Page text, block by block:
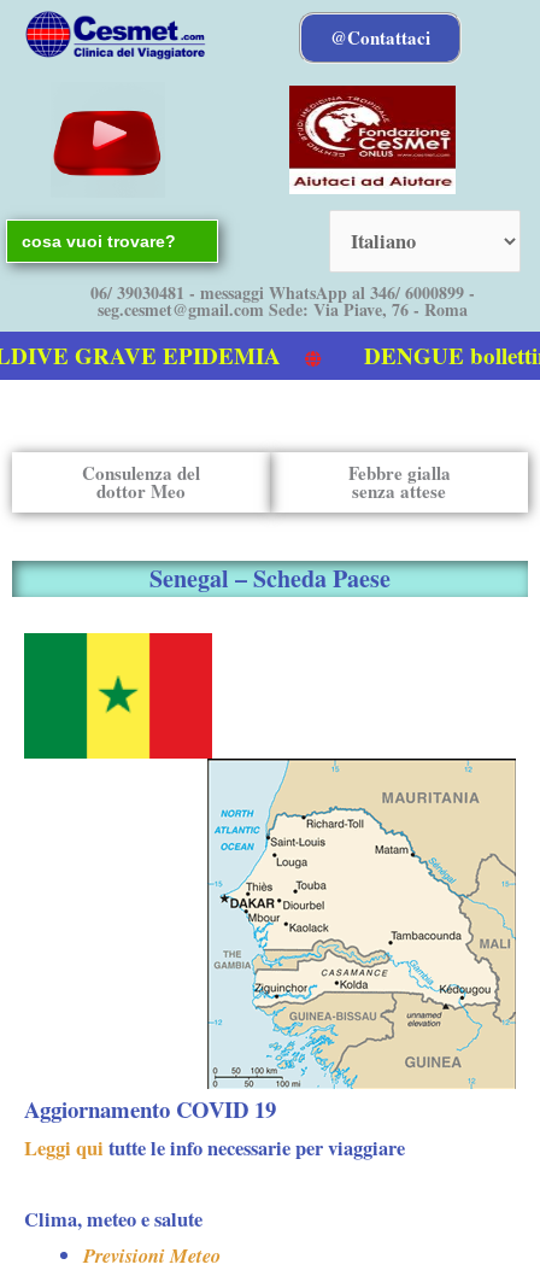
@Contattaci
Search
for:
06/ 39030481 - messaggi WhatsApp al 346/ 6000899 -
seg.cesmet@gmail.com Sede: Via Piave, 76 - Roma
GRAVE EPIDEMIA
DENGUE bollettino
Consulenza del
dottor Meo
Febbre gialla
senza attese
Senegal – Scheda Paese
Aggiornamento COVID 19
Leggi qui tutte le info necessarie per viaggiare
Clima, meteo e salute
Previsioni Meteo